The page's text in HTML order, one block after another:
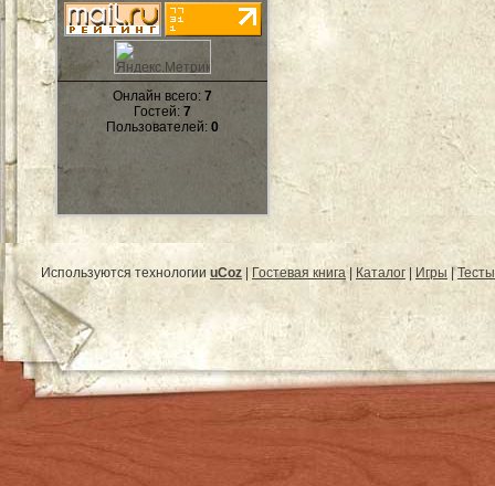
Онлайн всего: 7
Гостей: 7
Пользователей: 0
Используются технологии uCoz Гостевая книга| Каталог Игры |Тесты